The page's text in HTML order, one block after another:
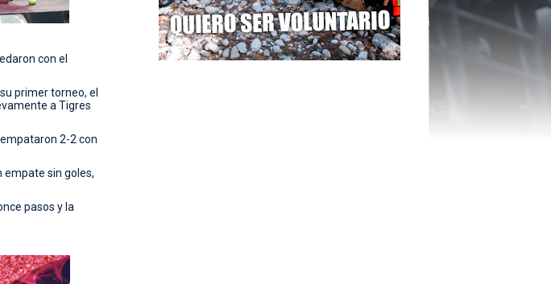
con el
primer torneo, el
a Tigres
2-2 con
empate sin goles,
pasos y la